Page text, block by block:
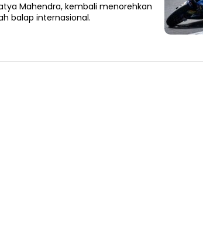
Mahendra, kembali menorehkan
balap internasional.